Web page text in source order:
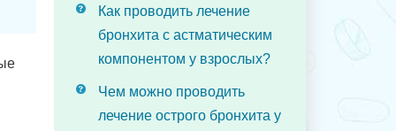
Как проводить лечение
бронхита с астматическим
компонентом у взрослых?
Чем можно проводить
лечение острого бронхита у